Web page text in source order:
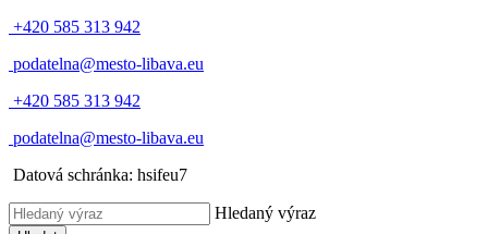
+420 585 313 942
podatelna@mesto-libava.eu
+420 585 313 942
podatelna@mesto-libava.eu
Datová schránka: hsifeu7
Hledaný výraz